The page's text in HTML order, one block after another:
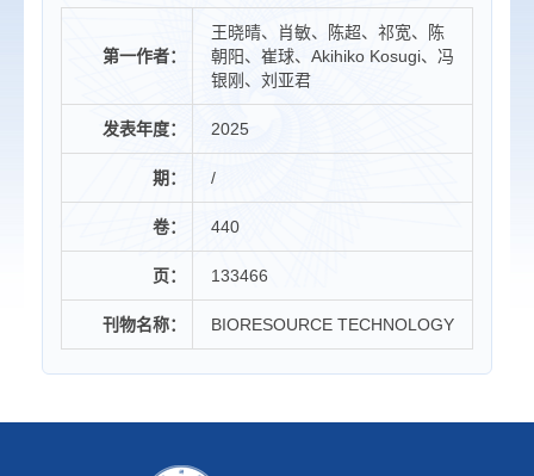
第一作者：
王晓晴、肖敏、陈超、祁宽、陈
朝阳、崔球、Akihiko Kosugi、冯
银刚、刘亚君
发表年度： 2025
期： /
卷： 440
页： 133466
刊物名称： BIORESOURCE TECHNOLOGY